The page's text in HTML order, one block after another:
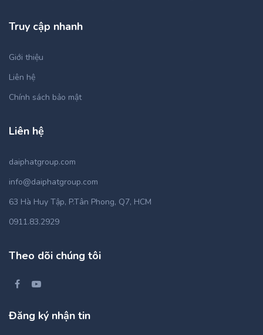
Truy cập nhanh
Giới thiệu
Liên hệ
Chính sách bảo mật
Liên hệ
daiphatgroup.com
info@daiphatgroup.com
63 Hà Huy Tập, P.Tân Phong, Q7, HCM
0911.83.2929
Theo dõi chúng tôi
Đăng ký nhận tin